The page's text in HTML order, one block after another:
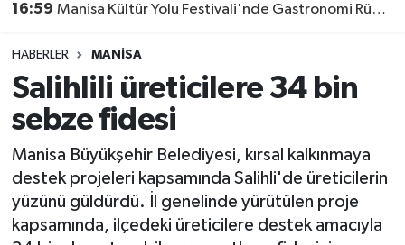
16:59 Manisa Kültür Yolu Festivali'nde Gastronomi Rüzgarı: Lezzetin Yıldızı "Manisa Kebabı" Oldu!
HABERLER MANİSA
Salihlili üreticilere 34 bin
sebze fidesi
Manisa Büyükşehir Belediyesi, kırsal kalkınmaya
destek projeleri kapsamında Salihli'de üreticilerin
yüzünü güldürdü. İl genelinde yürütülen proje
kapsamında, ilçedeki üreticilere destek amacıyla
SPOR
YAŞAM
RESMİ REKLAM
Son Dakika Haberleri
Haber Arşivi